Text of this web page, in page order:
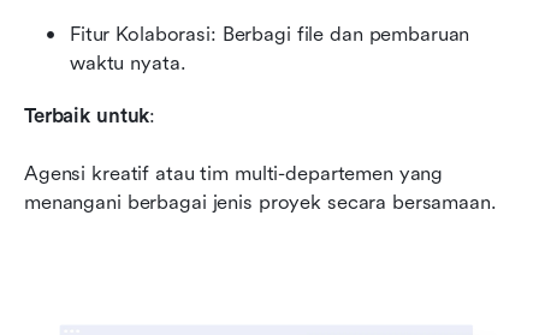
Fitur Kolaborasi: Berbagi file dan pembaruan
waktu nyata.
Terbaik untuk:
Agensi kreatif atau tim multi-departemen yang
menangani berbagai jenis proyek secara bersamaan.